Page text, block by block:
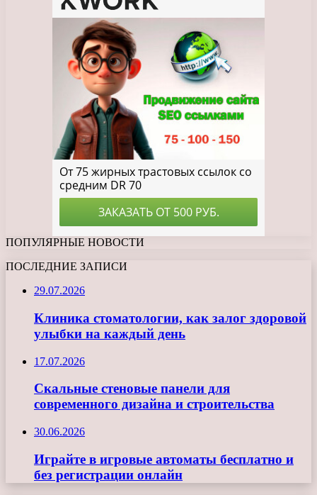
ПОПУЛЯРНЫЕ НОВОСТИ
ПОСЛЕДНИЕ ЗАПИСИ
29.07.2026
Клиника стоматологии, как залог здоровой
улыбки на каждый день
17.07.2026
Скальные стеновые панели для
современного дизайна и строительства
30.06.2026
Играйте в игровые автоматы бесплатно и
без регистрации онлайн